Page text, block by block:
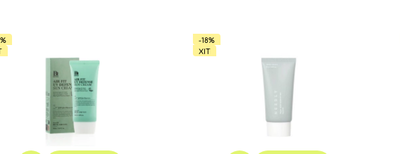
-18%
ХІТ